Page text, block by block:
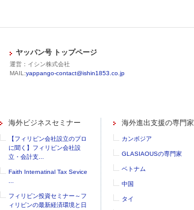
ヤッパン号 トップページ
運営：イシン株式会社
MAIL:yappango-contact@ishin1853.co.jp
海外ビジネスセミナー
【フィリピン会社設立のプロ
に聞く】フィリピン会社設
立・会計支...
Faith Internatinal Tax Sevice
フィリピン投資セミナー～フ
ィリピンの最新経済環境と日
海外進出支援の専門家
カンボジア
GLASIAOUSの専門家
ベトナム
中国
タイ